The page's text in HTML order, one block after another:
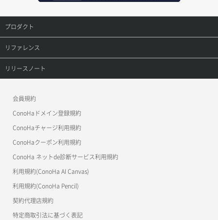
ネットワーク一覧取得
ネットワーク作成（ローカルネットワーク用）
ネットワーク削除（ローカルネットワーク用）
ネットワーク詳細取得
ポート一覧取得
ポート作成（ローカルネットワーク用）
メンバー更新
メンバー詳細取得
メンバー追加
リスナー作成
リスナー削除
リスナー更新
リスナー詳細取得
オブジェクト複製
オブジェクト詳細取得
コンテナ一覧取得
コンテナ作成
コンテナ削除
ラージオブジェクトアップロード(DLO)
一時的Web公開
レコード更新
レコード詳細取得
プロダクト
プロダクトトップ
ConoHa VPS(Ver.3.0)
ConoHa for GAME
リファレンス
リファレンストップ
OpenStack CLI
Terraform
s3cmd
公開API(ConoHa VPS Ver.2.0)
リリースノート
会員規約
ConoHaドメイン登録規約
ConoHaチャージ利用規約
ConoHaクーポン利用規約
ConoHa ネットde診断サービス利用規約
利用規約(ConoHa AI Canvas)
利用規約(ConoHa Pencil)
契約代理店規約
特定商取引法に基づく表記